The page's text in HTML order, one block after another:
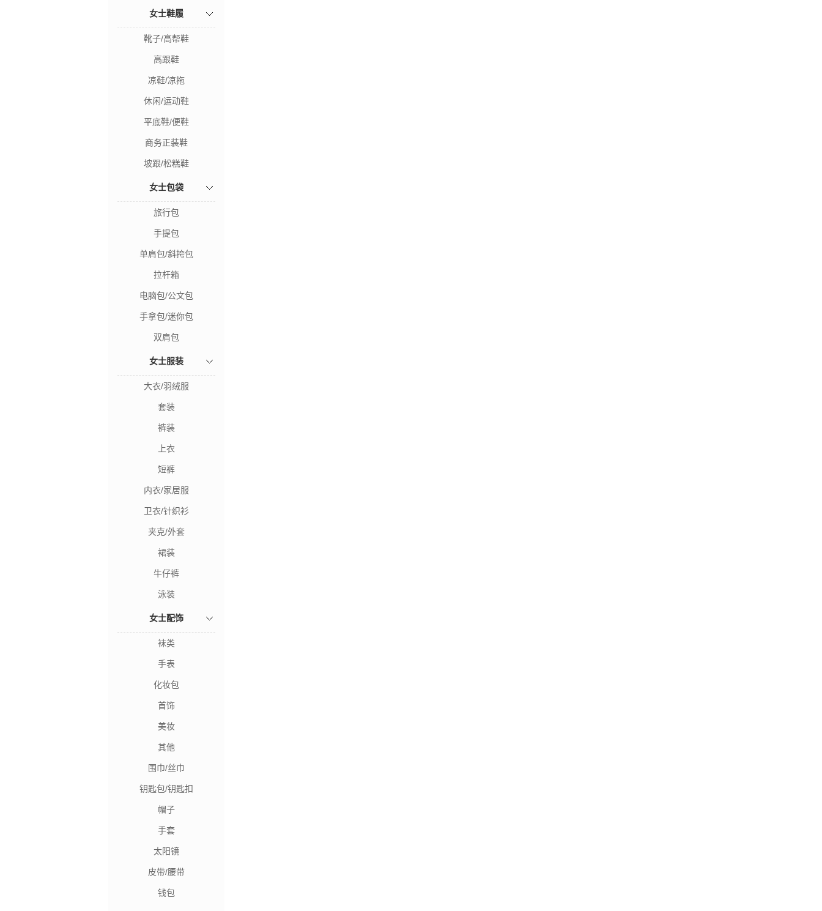
女士鞋履
靴子/高帮鞋
高跟鞋
凉鞋/凉拖
休闲/运动鞋
平底鞋/便鞋
商务正装鞋
坡跟/松糕鞋
女士包袋
旅行包
手提包
单肩包/斜挎包
拉杆箱
电脑包/公文包
手拿包/迷你包
双肩包
女士服装
大衣/羽绒服
套装
裤装
上衣
短裤
内衣/家居服
卫衣/针织衫
夹克/外套
裙装
牛仔裤
泳装
女士配饰
袜类
手表
化妆包
首饰
美妆
其他
围巾/丝巾
钥匙包/钥匙扣
帽子
手套
太阳镜
皮带/腰带
钱包